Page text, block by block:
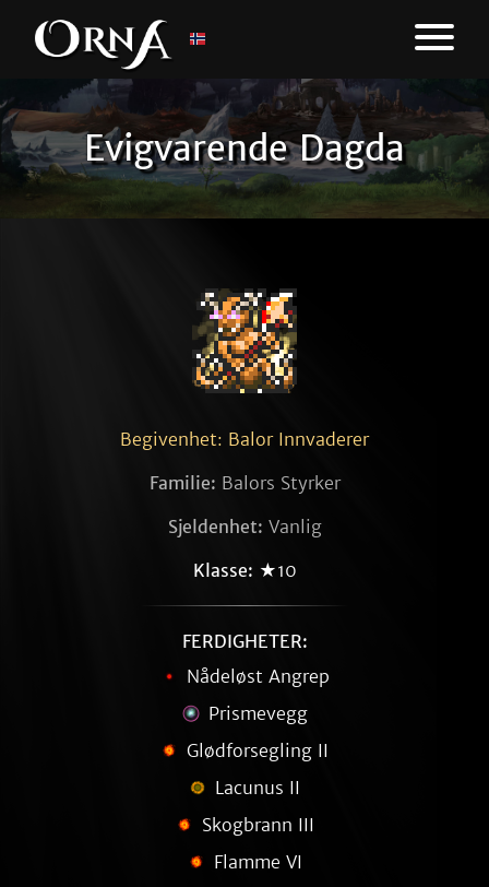
Evigvarende Dagda
Begivenhet: Balor Innvaderer
Familie: Balors Styrker
Sjeldenhet: Vanlig
Klasse: ★10
FERDIGHETER:
Nådeløst Angrep
Prismevegg
Glødforsegling II
Lacunus II
Skogbrann III
Flamme VI